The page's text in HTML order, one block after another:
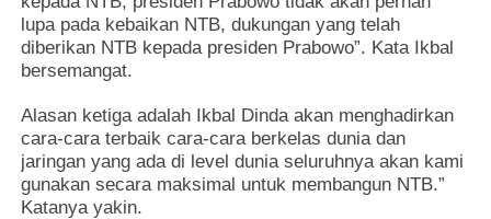
lupa pada kebaikan NTB, dukungan yang telah
diberikan NTB kepada presiden Prabowo”. Kata Ikbal
bersemangat.
Alasan ketiga adalah Ikbal Dinda akan menghadirkan
cara-cara terbaik cara-cara berkelas dunia dan
jaringan yang ada di level dunia seluruhnya akan kami
gunakan secara maksimal untuk membangun NTB.”
Katanya yakin.